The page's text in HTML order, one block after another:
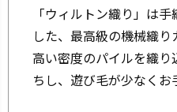
「ウィルトン織り」は
した、最高級の機械織り
高い密度のパイルを織
ちし、遊び毛が少なくお